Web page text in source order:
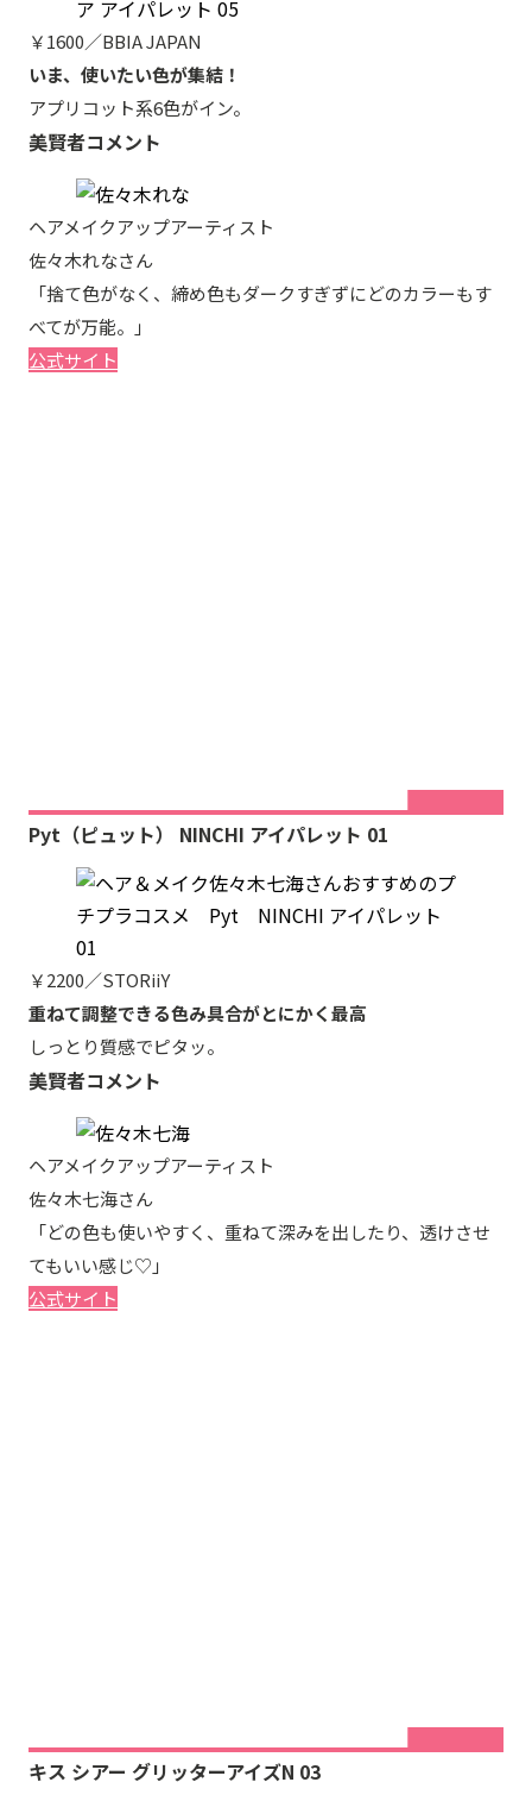
￥1600／BBIA JAPAN
いま、使いたい色が集結！
アプリコット系6色がイン。
美賢者コメント
ヘアメイクアップアーティスト
佐々木れなさん
「捨て色がなく、締め色もダークすぎずにどのカラーもす
べてが万能。」
公式サイト
Pyt（ピュット） NINCHI アイパレット 01
￥2200／STORiiY
重ねて調整できる色み具合がとにかく最高
しっとり質感でピタッ。
美賢者コメント
ヘアメイクアップアーティスト
佐々木七海さん
「どの色も使いやすく、重ねて深みを出したり、透けさせ
てもいい感じ♡」
公式サイト
キス シアー グリッターアイズN 03